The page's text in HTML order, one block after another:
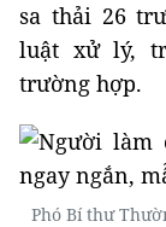
sa thải 26
luật xử lý,
trường hợp.
Phó Bí thư